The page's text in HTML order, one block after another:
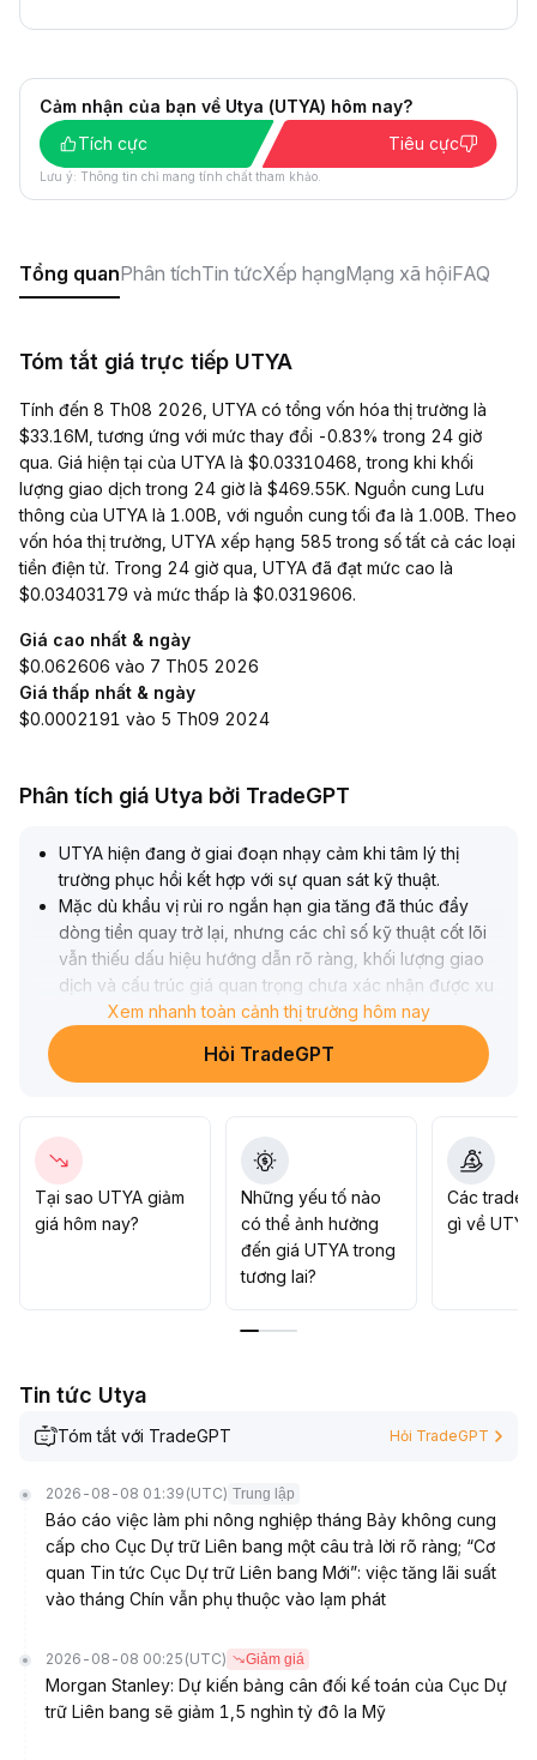
Cảm nhận của bạn về Utya (UTYA) hôm nay?
Tích cực
Tiêu cực
Lưu ý: Thông tin chỉ mang tính chất tham khảo.
Tổng quanPhân tíchTin tứcXếp hạngMạng xã hộiFAQ
Tóm tắt giá trực tiếp UTYA
Tính đến 8 Th08 2026, UTYA có tổng vốn hóa thị trường là
$33.16M, tương ứng với mức thay đổi -0.83% trong 24 giờ
qua. Giá hiện tại của UTYA là $0.03310468, trong khi khối
lượng giao dịch trong 24 giờ là $469.55K. Nguồn cung Lưu
thông của UTYA là 1.00B, với nguồn cung tối đa là 1.00B. Theo
vốn hóa thị trường, UTYA xếp hạng 585 trong số tất cả các loại
tiền điện tử. Trong 24 giờ qua, UTYA đã đạt mức cao là
$0.03403179 và mức thấp là $0.0319606.
Giá cao nhất & ngày
$0.062606 vào 7 Th05 2026
Giá thấp nhất & ngày
$0.0002191 vào 5 Th09 2024
Phân tích giá Utya bởi TradeGPT
UTYA hiện đang ở giai đoạn nhạy cảm khi tâm lý thị
trường phục hồi kết hợp với sự quan sát kỹ thuật.
Mặc dù khẩu vị rủi ro ngắn hạn gia tăng đã thúc đẩy
dòng tiền quay trở lại, nhưng các chỉ số kỹ thuật cốt lõi
vẫn thiếu dấu hiệu hướng dẫn rõ ràng, khối lượng giao
dịch và cấu trúc giá quan trọng chưa xác nhận được xu
hướng.
Dựa trên tình hình này, nhà đầu tư nên kiểm soát vị thế,
thận trọng quan sát, chỉ nên xây dựng chiến lược sau khi
sai hướng thị trường
Xem nhanh toàn cảnh thị trường hôm nay
Hỏi TradeGPT
Tại sao UTYA giảm
giá hôm nay?
Những yếu tố nào
có thể ảnh hưởng
đến giá UTYA trong
tương lai?
Các trader
gì về
Tin tức Utya
Tóm tắt với TradeGPT Hỏi TradeGPT
2026-08-08 01:39 (UTC) Trung lập
Báo cáo việc làm phi nông nghiệp tháng Bảy không cung
cấp cho Cục Dự trữ Liên bang một câu trả lời rõ ràng; “Cơ
quan Tin tức Cục Dự trữ Liên bang Mới”: việc tăng lãi suất
vào tháng Chín vẫn phụ thuộc vào lạm phát
2026-08-08 00:25 (UTC) Giảm giá
Morgan Stanley: Dự kiến bảng cân đối kế toán của Cục Dự
trữ Liên bang sẽ giảm 1,5 nghìn tỷ đô la Mỹ